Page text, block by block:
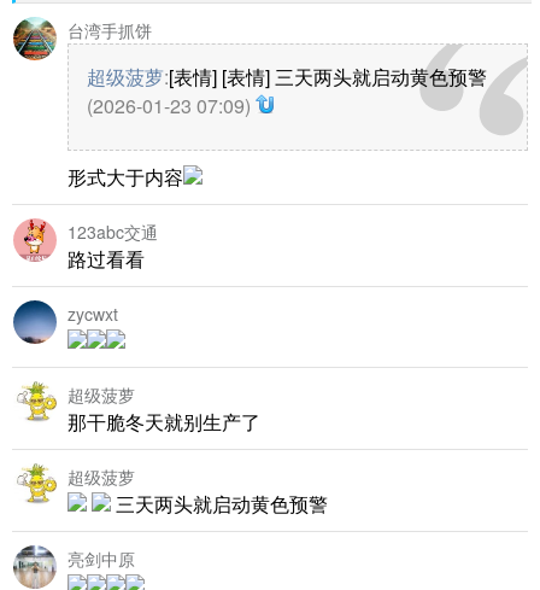
台湾手抓饼
超级菠萝:[表情] [表情] 三天两头就启动黄色预警
(2026-01-23 07:09)
形式大于内容
123abc交通
路过看看
zycwxt
超级菠萝
那干脆冬天就别生产了
超级菠萝
三天两头就启动黄色预警
亮剑中原